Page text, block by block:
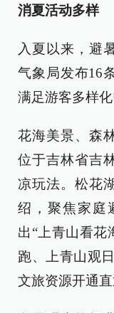
消夏活动多样
入夏以来，避
气象局发布16
满足游客多样化
花海美景、森
位于吉林省吉
凉玩法。松花
绍，聚焦家庭
出“上青山看花
跑、上青山观
文旅资源开通